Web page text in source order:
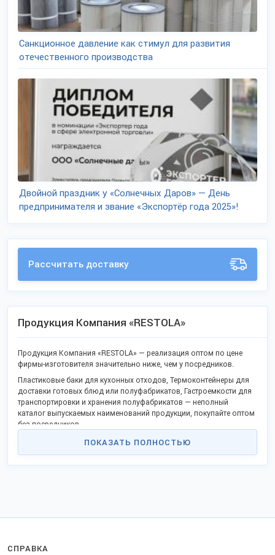
Санкционное давление как стимул для развития
отечественного производства
Двойной праздник у «Солнечных Даров» — День
предпринимателя и звание «Экспортёр года 2025»!
Рассчитать доставку
Продукция Компания «RESTOLA»
Продукция Компания «RESTOLA» — реализация оптом по цене
фирмы-изготовителя значительно ниже, чем у посредников.
Пластиковые баки для кухонных отходов, Термоконтейнеры для
доставки готовых блюд или полуфабрикатов, Гастроемкости для
транспортировки и хранения полуфабрикатов — неполный
каталог выпускаемых наименований продукции, покупайте оптом
без посредников.
В каталоге популярные товары и новая продукция.
Качество отвечает госстандартам или техническим регламентам,
не проигрывает китайским конкурентам.
Кимры и других.
ПОКАЗАТЬ ПОЛНОСТЬЮ
СПРАВКА